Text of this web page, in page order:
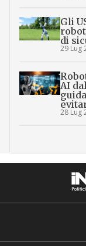
Gli
di
29 Lug
AI
28 Lug